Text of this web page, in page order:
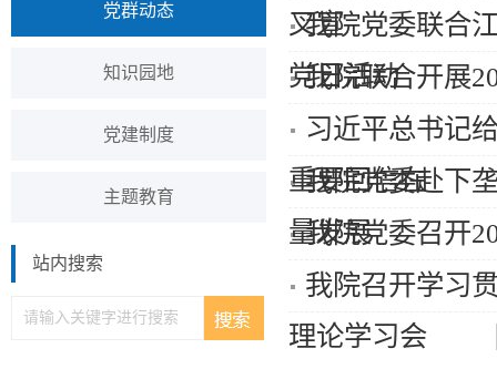
党群动态
知识园地
党建制度
主题教育
站内搜索
叉宣
我院党委联合
党日活动
我院联合开展
习近平总书记
重要回信在
我院党委赴下
量发展
我院党委召开
我院召开学习
理论学习会